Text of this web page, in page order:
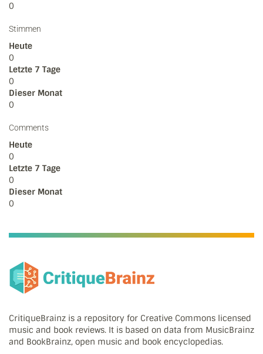
0
Stimmen
Heute
0
Letzte 7 Tage
0
Dieser Monat
0
Comments
Heute
0
Letzte 7 Tage
0
Dieser Monat
0
CritiqueBrainz is a repository for Creative Commons licensed
music and book reviews. It is based on data from MusicBrainz
and BookBrainz, open music and book encyclopedias.